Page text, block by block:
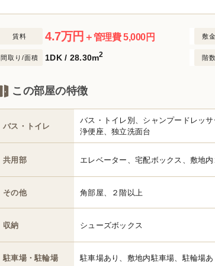
賃料 4.7万円 ＋管理費 5,000円 敷
間取り/面積 1DK / 28.30m2 階
この部屋の特徴
バス・トイレ
バス・トイレ別、シャンプードレッ
浄便座、独立洗面台
共用部 エレベーター、宅配ボックス、敷地
その他 角部屋、２階以上
収納 シューズボックス
駐車場・駐輪場 駐車場あり、敷地内駐車場、駐輪場あ